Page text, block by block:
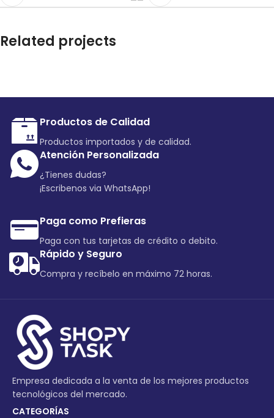
Related projects
Productos de Calidad
Productos importados y de calidad.
Atención Personalizada
¿Tienes dudas?
¡Escribenos via WhatsApp!
Paga como Prefieras
Paga con tus tarjetas de crédito o debito.
Rápido y Seguro
Compra y recíbelo en máximo 72 horas.
Empresa dedicada a la venta de los mejores productos
tecnológicos del mercado.
CATEGORÍAS